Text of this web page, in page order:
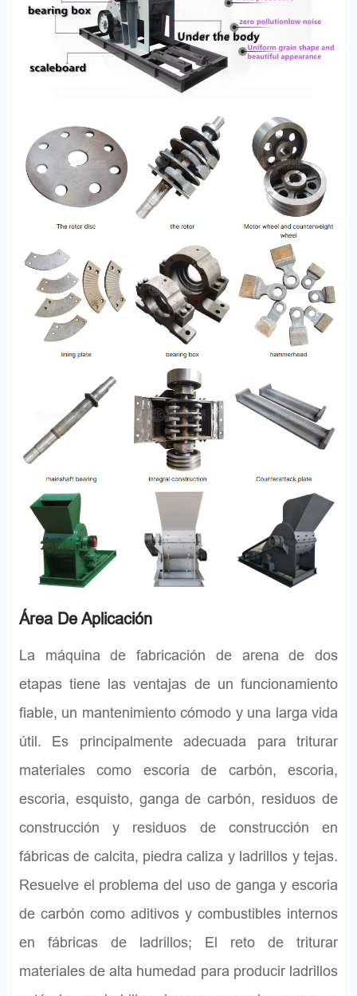
Área De Aplicación
La máquina de fabricación de arena de dos
etapas tiene las ventajas de un funcionamiento
fiable, un mantenimiento cómodo y una larga vida
útil. Es principalmente adecuada para triturar
materiales como escoria de carbón, escoria,
escoria, esquisto, ganga de carbón, residuos de
construcción y residuos de construcción en
fábricas de calcita, piedra caliza y ladrillos y tejas.
Resuelve el problema del uso de ganga y escoria
de carbón como aditivos y combustibles internos
en fábricas de ladrillos; El reto de triturar
materiales de alta humedad para producir ladrillos